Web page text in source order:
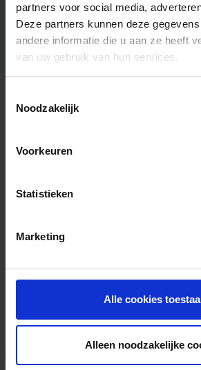
partners voor social media,
Deze partners kunnen deze
andere informatie die u aan ze heeft
van uw gebruik van hun services.
Noodzakelijk
Voorkeuren
Statistieken
Marketing
Alle cookies
Alleen noodzakelijke
Algemene informatie
Foto’s ({{photos.length}})